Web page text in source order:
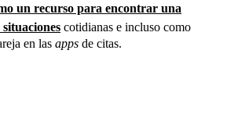
un recurso para encontrar una
cotidianas e incluso como
en las apps de citas.